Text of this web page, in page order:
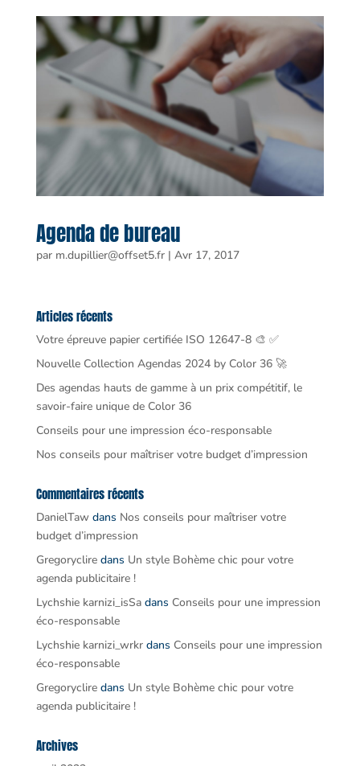
Agenda de bureau
par m.dupillier@offset5.fr| Avr 17, 2017
Articles récents
Votre épreuve papier certifiée ISO 12647-8 🎨 ✅
Nouvelle Collection Agendas 2024 by Color 36 🚀
Des agendas hauts de gamme à un prix compétitif, le
savoir-faire unique de Color 36
Conseils pour une impression éco-responsable
Nos conseils pour maîtriser votre budget d’impression
Commentaires récents
DanielTawdans Nos conseils pour maîtriser votre
budget d’impression
Gregorycliredans Un style Bohème chic pour votre
agenda publicitaire !
Lychshie karnizi_isSadans Conseils pour une impression
éco-responsable
Lychshie karnizi_wrkrdans Conseils pour une impression
éco-responsable
Gregorycliredans Un style Bohème chic pour votre
agenda publicitaire !
Archives